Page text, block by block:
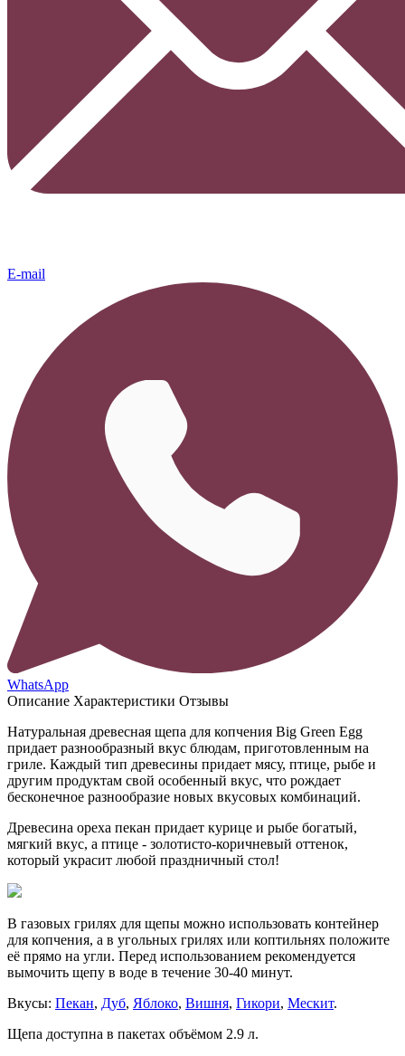
E-mail
WhatsApp
Описание Характеристики Отзывы
Натуральная древесная щепа для копчения Big Green Egg
придает разнообразный вкус блюдам, приготовленным на
гриле. Каждый тип древесины придает мясу, птице, рыбе и
другим продуктам свой особенный вкус, что рождает
бесконечное разнообразие новых вкусовых комбинаций.
Древесина ореха пекан придает курице и рыбе богатый,
мягкий вкус, а птице - золотисто-коричневый оттенок,
который украсит любой праздничный стол!
В газовых грилях для щепы можно использовать контейнер
для копчения, а в угольных грилях или коптильнях положите
её прямо на угли. Перед использованием рекомендуется
вымочить щепу в воде в течение 30-40 минут.
Вкусы: Пекан, Дуб, Яблоко, Вишня, Гикори, Мескит.
Щепа доступна в пакетах объёмом 2.9 л.